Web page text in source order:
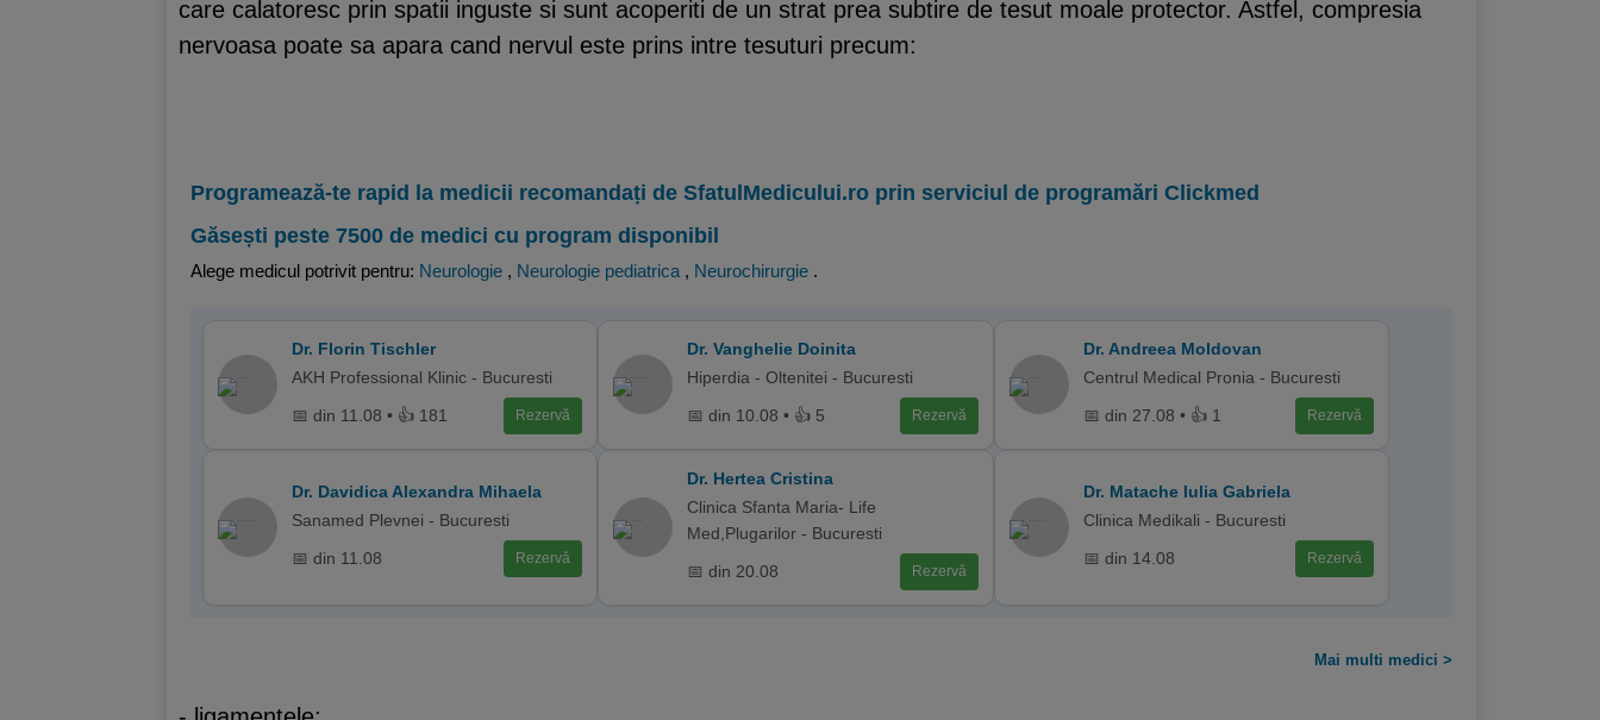
care calatoresc prin spatii inguste si sunt acoperiti de un strat prea subtire de tesut moale protector. Astfel, compresia
nervoasa poate sa apara cand nervul este prins intre tesuturi precum:
Programează-te rapid la medicii recomandați de SfatulMedicului.ro prin serviciul de programări Clickmed
Găsești peste 7500 de medici cu program disponibil
Alege medicul potrivit pentru: Neurologie , Neurologie pediatrica , Neurochirurgie .
Dr. Florin Tischler
AKH Professional Klinic - Bucuresti
📅 din 11.08 • 👍 181 Rezervă
Dr. Vanghelie Doinita
Hiperdia - Oltenitei - Bucuresti
📅 din 10.08 • 👍 5 Rezervă
Dr. Andreea Moldovan
Centrul Medical Pronia - Bucuresti
📅 din 27.08 • 👍 1 Rezervă
Dr. Davidica Alexandra Mihaela
Sanamed Plevnei - Bucuresti
📅 din 11.08 Rezervă
Dr. Hertea Cristina
Clinica Sfanta Maria- Life
Med,Plugarilor - Bucuresti
📅 din 20.08 Rezervă
Dr. Matache Iulia Gabriela
Clinica Medikali - Bucuresti
📅 din 14.08 Rezervă
Mai multi medici >